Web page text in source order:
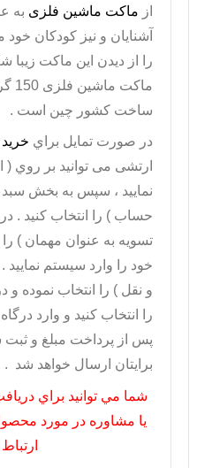
از ماکت ماشین فلزی به
آشنایان و نیز کودکان خود
را از دیدن این ماکت زیبا
ماکت ماشین فلزی
ساخت کشور چین است .
در صورت تمايل براي
ارتشی می توانيد بر روي
نماييد ، سپس به بخش سبد
حساب ) را انتخاب کنيد .
تسويه به عنوان مهمان )
خود را وارد سيستم
و نقل ) را انتخاب نموده
را انتخاب کنيد و وارد
پس از پرداخت مبلغ و
برايتان ارسال خواهد شد .
شما مي توانيد براي
يا مشاوره در مورد محصول